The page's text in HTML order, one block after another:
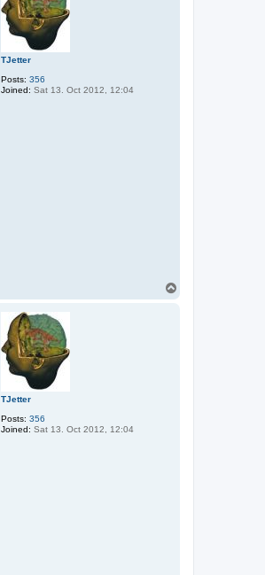
TJetter
Posts: 356
Joined: Sat 13. Oct 2012, 12:04
TJetter
Posts: 356
Joined: Sat 13. Oct 2012, 12:04